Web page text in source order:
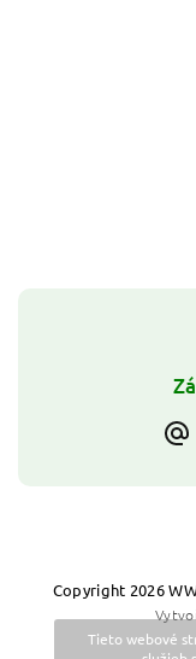
Tieto webové
Copyright 2026